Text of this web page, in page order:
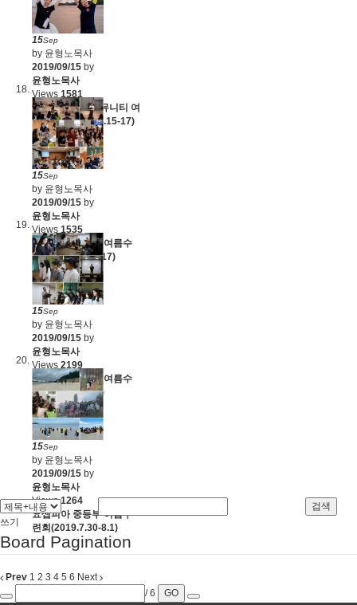
15Sep
by 윤형노목사
2019/09/15 by
윤형노목사
Views 1581
영상 - 다니엘 커뮤니티 여
름수련회(2019.8.15-17)
15Sep
by 윤형노목사
2019/09/15 by
윤형노목사
Views 1535
다니엘 커뮤니티 여름수
련회(2019.8.15-17)
15Sep
by 윤형노목사
2019/09/15 by
윤형노목사
Views 2199
요셉피아 고등부 여름수
련회(2019.8.1-3)
15Sep
by 윤형노목사
2019/09/15 by
윤형노목사
Views1264
요셉피아 중등부 여름수
련회(2019.7.30-8.1)
검색
쓰기
Board Pagination
Prev 1 2 3 4 5 6 Next
/ 6
GO